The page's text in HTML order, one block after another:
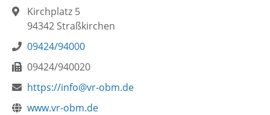
Adresse:
Kirchplatz 5
94342 Straßkirchen
Telefon:
09424/94000
Fax:09424/940020
E-
Mail:
https://info@vr-obm.de
Webseite:
www.vr-obm.de